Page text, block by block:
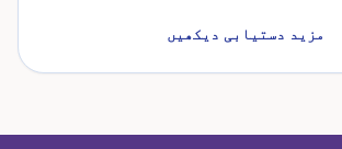
مزید دستیابی دیکھیں